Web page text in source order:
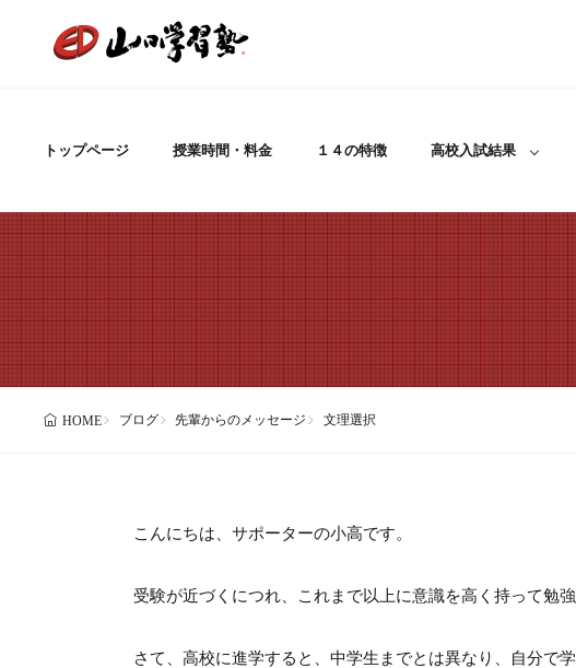
トップページ 授業時間・料金 １４の特徴 高校入試結果
HOME ブログ 先輩からのメッセージ 文理選択
こんにちは、サポーターの小高です。
受験が近づくにつれ、これまで以上に意識を高く持って勉
さて、高校に進学すると、中学生までとは異なり、自分で